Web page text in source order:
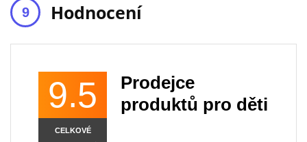
Hodnocení
9.5
CELKOVÉ
Prodejce
produktů pro děti